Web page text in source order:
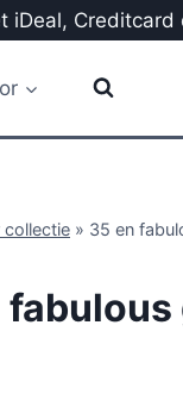
collectie » 35 en